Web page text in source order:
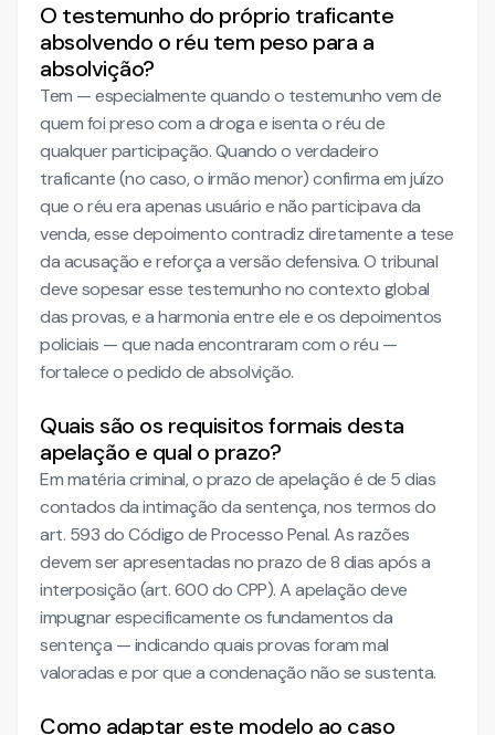
O testemunho do próprio traficante
absolvendo o réu tem peso para a
absolvição?
Tem — especialmente quando o testemunho vem de
quem foi preso com a droga e isenta o réu de
qualquer participação. Quando o verdadeiro
traficante (no caso, o irmão menor) confirma em juízo
que o réu era apenas usuário e não participava da
venda, esse depoimento contradiz diretamente a tese
da acusação e reforça a versão defensiva. O tribunal
deve sopesar esse testemunho no contexto global
das provas, e a harmonia entre ele e os depoimentos
policiais — que nada encontraram com o réu —
fortalece o pedido de absolvição.
Quais são os requisitos formais desta
apelação e qual o prazo?
Em matéria criminal, o prazo de apelação é de 5 dias
contados da intimação da sentença, nos termos do
art. 593 do Código de Processo Penal. As razões
devem ser apresentadas no prazo de 8 dias após a
interposição (art. 600 do CPP). A apelação deve
impugnar especificamente os fundamentos da
sentença — indicando quais provas foram mal
valoradas e por que a condenação não se sustenta.
Como adaptar este modelo ao caso